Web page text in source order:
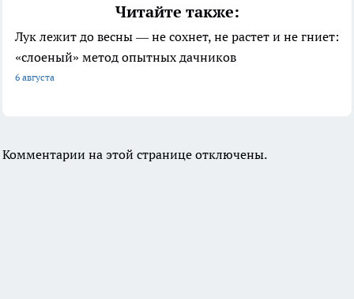
Читайте также:
Лук лежит до весны — не сохнет, не растет и не гниет:
«слоеный» метод опытных дачников
6 августа
Комментарии на этой странице отключены.